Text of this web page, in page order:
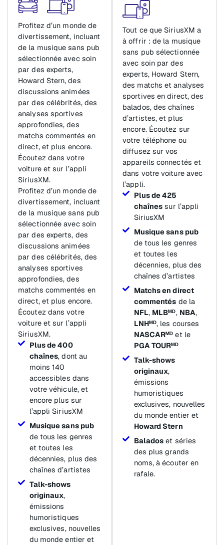
Profitez d’un monde de
divertissement, incluant
de la musique sans pub
sélectionnée avec soin
par des experts,
Howard Stern, des
discussions animées
par des célébrités, des
analyses sportives
approfondies, des
matchs commentés en
direct, et plus encore.
Écoutez dans votre
voiture et sur l’appli
SiriusXM.
Profitez d’un monde de
divertissement, incluant
de la musique sans pub
sélectionnée avec soin
par des experts, des
discussions animées
par des célébrités, des
analyses sportives
approfondies, des
matchs commentés en
direct, et plus encore.
Écoutez dans votre
voiture et sur l’appli
SiriusXM.
Plus de 400
chaînes, dont au
moins 140
accessibles dans
votre véhicule, et
encore plus sur
l’appli SiriusXM
Musique sans pub
de tous les genres
et toutes les
décennies, plus des
chaînes d’artistes
Talk-shows
originaux,
émissions
humoristiques
exclusives, nouvelles
du monde entier et
Tout ce que SiriusXM a
à offrir : de la musique
sans pub sélectionnée
avec soin par des
experts, Howard Stern,
des matchs et analyses
sportives en direct, des
balados, des chaînes
d’artistes, et plus
encore. Écoutez sur
votre téléphone ou
diffusez sur vos
appareils connectés et
dans votre voiture avec
l’appli.
Plus de 425
chaînes sur l’appli
SiriusXM
Musique sans pub
de tous les genres
et toutes les
décennies, plus des
chaînes d’artistes
Matchs en direct
commentés de la
NFL, MLBᴹᴰ, NBA,
LNHᴹᴰ, les courses
NASCARᴹᴰ et le
PGA TOURᴹᴰ
Talk-shows
originaux,
émissions
humoristiques
exclusives, nouvelles
du monde entier et
Howard Stern
Balados et séries
des plus grands
noms, à écouter en
rafale.